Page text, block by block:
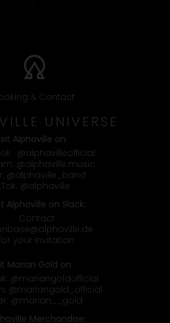
& Contact
UNIVERSE
Alphaville on:
@alphavilleofficial
@alphaville.music
@alphaville_band
@alphaville
Alphaville on Slack:
Contact
your invitation
Marian Gold on:
@mariangoldofficial
@mariangold_official
@marian__gold
Merchandise: